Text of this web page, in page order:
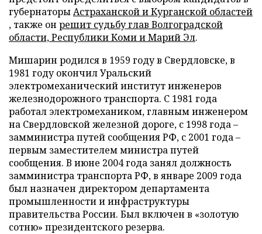
губернаторыАстраханской и Курганской областей
, также он решит судьбу глав Волгоградской
области, Республики Коми и Марий Эл.
Мишарин родился в 1959 году в Свердловске, в
1981 году окончил Уральский
электромеханический институт инженеров
железнодорожного транспорта. С 1981 года
работал электромехаником, главным инженером
на Свердловской железной дороге, с 1998 года –
замминистра путей сообщения РФ, с 2001 года –
первым заместителем министра путей
сообщения. В июне 2004 года занял должность
замминистра транспорта РФ, в январе 2009 года
был назначен директором департамента
промышленности и инфраструктуры
правительства России. Был включен в «золотую
сотню» президентского резерва.